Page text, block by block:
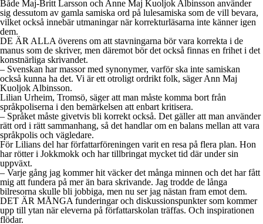
Både Maj-Britt Larsson och Anne Maj Kuoljok Albinsson använder
sig dessutom av gamla samiska ord på lulesamiska som de vill bevara,
vilket också innebär utmaningar när korrekturläsarna inte känner igen
dem.
DE ÄR ALLA överens om att stavningarna bör vara korrekta i de
manus som de skriver, men däremot bör det också finnas en frihet i det
konstnärliga skrivandet.
– Svenskan har massor med synonymer, varför ska inte samiskan
också kunna ha det. Vi är ett otroligt ordrikt folk, säger Ann Maj
Kuoljok Albinsson.
Lilian Urheim, Tromsö, säger att man måste komma bort från
språkpoliserna i den bemärkelsen att enbart kritisera.
– Språket måste givetvis bli korrekt också. Det gäller att man använder
rätt ord i rätt sammanhang, så det handlar om en balans mellan att vara
språkpolis och vägledare.
För Lilians del har författarföreningen varit en resa på flera plan. Hon
har rötter i Jokkmokk och har tillbringat mycket tid där under sin
uppväxt.
– Varje gång jag kommer hit väcker det många minnen och det har fått
mig att fundera på mer än bara skrivande. Jag trodde de långa
bilresorna skulle bli jobbiga, men nu ser jag nästan fram emot dem.
DET ÄR MÅNGA funderingar och diskussionspunkter som kommer
upp till ytan när eleverna på författarskolan träffas. Och inspirationen
flödar.